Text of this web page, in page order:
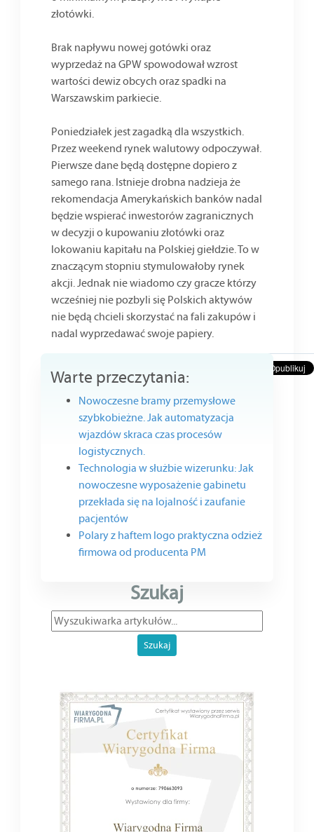
złotówki.
Brak napływu nowej gotówki oraz
wyprzedaż na GPW spowodował wzrost
wartości dewiz obcych oraz spadki na
Warszawskim parkiecie.
Poniedziałek jest zagadką dla wszystkich.
Przez weekend rynek walutowy odpoczywał.
Pierwsze dane będą dostępne dopiero z
samego rana. Istnieje drobna nadzieja że
rekomendacja Amerykańskich banków nadal
będzie wspierać inwestorów zagranicznych
w decyzji o kupowaniu złotówki oraz
lokowaniu kapitału na Polskiej giełdzie. To w
znaczącym stopniu stymulowałoby rynek
akcji. Jednak nie wiadomo czy gracze którzy
wcześniej nie pozbyli się Polskich aktywów
nie będą chcieli skorzystać na fali zakupów i
nadal wyprzedawać swoje papiery.
Warte przeczytania:
Nowoczesne bramy przemysłowe
szybkobieżne. Jak automatyzacja
wjazdów skraca czas procesów
logistycznych.
Technologia w służbie wizerunku: Jak
nowoczesne wyposażenie gabinetu
przekłada się na lojalność i zaufanie
pacjentów
Polary z haftem logo praktyczna odzież
firmowa od producenta PM
Szukaj